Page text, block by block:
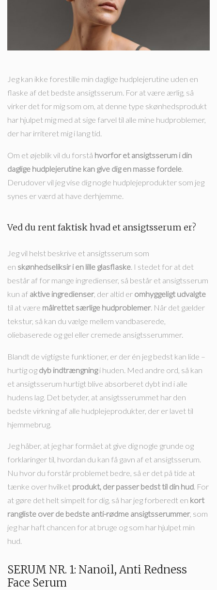
Jeg kan ikke forestille min daglige hudplejerutine uden en
flaske af det bedste ansigtsserum. For at være ærlig, så
virker det for mig som om, at denne type skønhedsprodukt
har hjulpet mig med at sige farvel til alle mine hudproblemer,
der har irriteret mig i lang tid.
Om et øjeblik vil du forstå hvorfor et ansigtsserum i din
daglige hudplejerutine kan give dig en masse fordele.
Derudover vil jeg vise dig nogle hudplejeprodukter som jeg
synes er værd at have derhjemme.
Ved du rent faktisk hvad et ansigtsserum er?
Jeg vil helst beskrive et ansigtsserum som
en skønhedseliksir i en lille glasflaske. I stedet for at det
består af for mange ingredienser, så består et ansigtsserum
kun af aktive ingredienser, der altid er omhyggeligt udvalgte
til at være målrettet særlige hudproblemer. Når det gælder
tekstur, så kan du vælge mellem vandbaserede,
oliebaserede og gel eller cremede ansigtsserummer.
Blandt de vigtigste funktioner, er der én jeg bedst kan lide –
hurtig og dyb indtrængningi huden. Med andre ord, så kan
et ansigtsserum hurtigt blive absorberet dybt ind i alle
hudens lag. Det betyder, at ansigtsserummet har den
bedste virkning af alle hudplejeprodukter, der er lavet til
hjemmebrug.
Jeg håber, at jeg har formået at give dig nogle grunde og
forklaringer til, hvordan du kan få gavn af et ansigtsserum.
Nu hvor du forstår problemet bedre, så er det på tide at
tænke over hvilket produkt, der passer bedst til din hud. For
at gøre det helt simpelt for dig, så har jeg forberedt en kort
rangliste over de bedste anti-rødme ansigtsserummer, som
jeg har haft chancen for at bruge og som har hjulpet min
hud.
SERUM NR. 1: Nanoil, Anti Redness
Face Serum